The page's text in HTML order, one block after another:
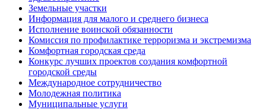
Земельные участки
Информация для малого и среднего бизнеса
Исполнение воинской обязанности
Комиссия по профилактике терроризма и экстремизма
Комфортная городская среда
Конкурс лучших проектов создания комфортной
городской среды
Международное сотрудничество
Молодежная политика
Муниципальные услуги